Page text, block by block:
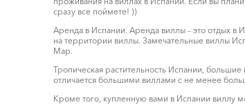
сразу все поймете! ))
Аренда в Испании. Аренда виллы – это отдых
на территории виллы. Замечательные виллы
Мар.
Тропическая растительность Испании,
отличается большими виллами с не менее
Кроме того, купленную вами в Испании виллу